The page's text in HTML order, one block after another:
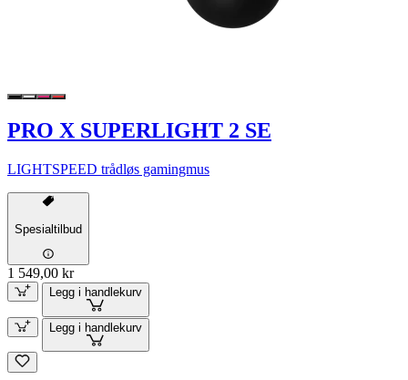
PRO X SUPERLIGHT 2 SE
LIGHTSPEED trådløs gamingmus
Spesialtilbud
1 549,00 kr
Legg i handlekurv
Legg i handlekurv